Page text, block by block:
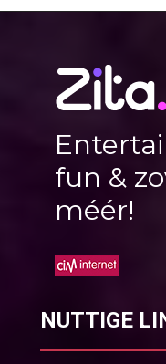
fun &
méér!
NUTTIGE